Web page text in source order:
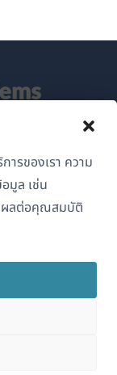
ารของเรา ความ
มูล เช่น
ผลต่อคุณสมบัติ
นตัว